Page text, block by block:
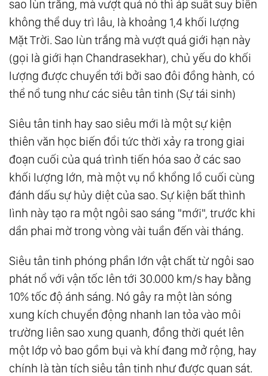
87.Sức Mạnh Của Sự Dịu Dàng
88.Tâm Lương Thiện Tỏa Sáng, Thơm Người
Và Cũng Ấm Mình
89. Cách Dòng Ý Thức Tác Động Lên Cuộc
Đời Bạn
91.Sáng Thế Chủ
Người Thầy Lớn Nhất
93. Phẩm Hạnh Của Lòng Vị Kỷ
94.Con Đường Trung Đạo
95.Chân Tâm
96.Chân Ái
98.Tùy Duyên
99.Bản Chất Của Sự Sống
100.Viết Về Cái Không
101.Cuộc Đại Khủng Hoảng
102.
Cuộc Đối Thoại Giữa Thiện Và Ác
103.Thức Tỉnh Ảo
sao lùn trắng, mà vượt quá nó thì áp suất suy biến
không thể duy trì lâu, là khoảng 1,4 khối lượng
Mặt Trời. Sao lùn trắng mà vượt quá giới hạn này
(gọi là giới hạn Chandrasekhar), chủ yếu do khối
lượng được chuyển tới bởi sao đôi đồng hành, có
thể nổ tung như các siêu tân tinh (Sự tái sinh)
Siêu tân tinh hay sao siêu mới là một sự kiện
thiên văn học biến đổi tức thời xảy ra trong giai
đoạn cuối của quá trình tiến hóa sao ở các sao
khối lượng lớn, mà một vụ nổ khổng lồ cuối cùng
đánh dấu sự hủy diệt của sao. Sự kiện bất thình
lình này tạo ra một ngôi sao sáng "mới", trước khi
dần phai mờ trong vòng vài tuần đến vài tháng.
Siêu tân tinh phóng phần lớn vật chất từ ngôi sao
phát nổ với vận tốc lên tới 30.000 km/s hay bằng
10% tốc độ ánh sáng. Nó gây ra một làn sóng
xung kích chuyển động nhanh lan tỏa vào môi
trường liên sao xung quanh, đồng thời quét lên
một lớp vỏ bao gồm bụi và khí đang mở rộng, hay
chính là tàn tích siêu tân tinh như được quan sát.